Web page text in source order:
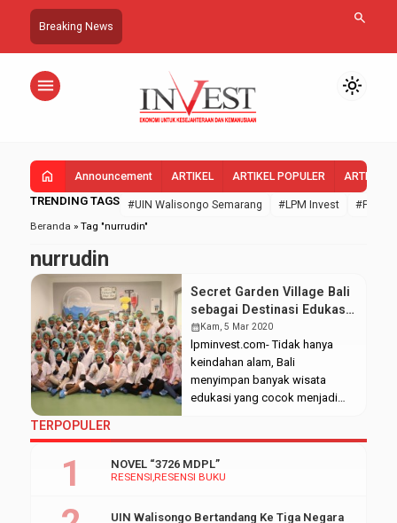
Breaking News search
menu light_mode
home Announcement ARTIKEL ARTIKEL POPULER ARTIKEL
TRENDING TAGS #UIN Walisongo Semarang #LPM Invest
#FEBI
Beranda » Tag "nurrudin"
nurrudin
Secret Garden Village Bali
sebagai Destinasi Edukasi
Prodi EI
calendar_monthKam, 5 Mar 2020
lpminvest.com- Tidak hanya
keindahan alam, Bali
menyimpan banyak wisata
edukasi yang cocok menjadi
tersebut menjadi salah satu
TERPOPULER
RESENSI RESENSI BUKU
NOVEL “3726 MDPL”
UIN Walisongo Bertandang Ke Tiga Negara